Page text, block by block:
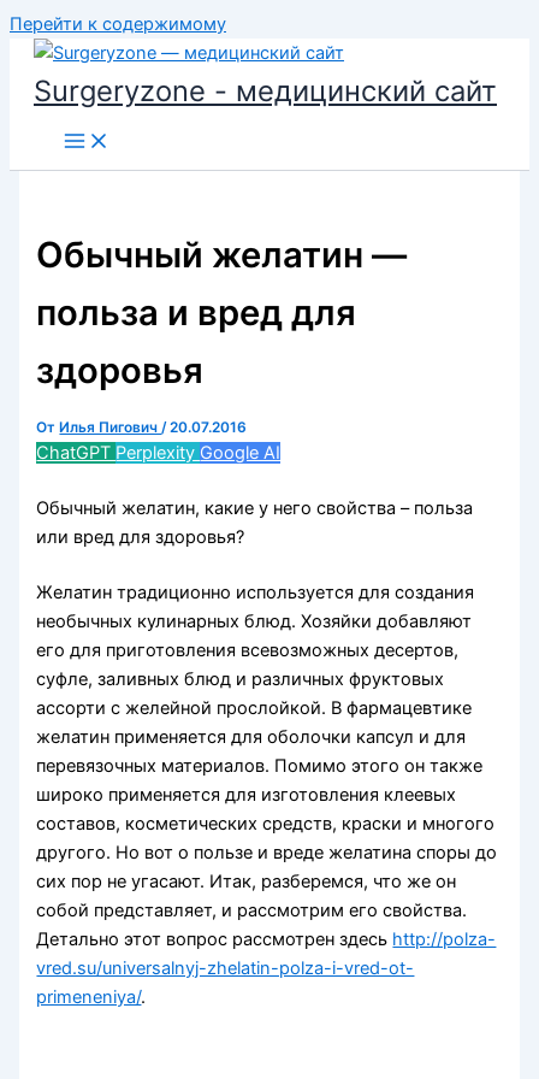
Перейти к содержимому
Surgeryzone - медицинский сайт
Обычный желатин —
польза и вред для
здоровья
От Илья Пигович/20.07.2016
ChatGPT Perplexity Google AI
Обычный желатин, какие у него свойства – польза
или вред для здоровья?
Желатин традиционно используется для создания
необычных кулинарных блюд. Хозяйки добавляют
его для приготовления всевозможных десертов,
суфле, заливных блюд и различных фруктовых
ассорти с желейной прослойкой. В фармацевтике
желатин применяется для оболочки капсул и для
перевязочных материалов. Помимо этого он также
широко применяется для изготовления клеевых
составов, косметических средств, краски и многого
другого. Но вот о пользе и вреде желатина споры до
сих пор не угасают. Итак, разберемся, что же он
собой представляет, и рассмотрим его свойства.
Детально этот вопрос рассмотрен здесь http://polza-
vred.su/universalnyj-zhelatin-polza-i-vred-ot-
primeneniya/.